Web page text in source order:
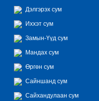
Дэлгэрэх сум
Иххэт сум
Замын-Үүд сум
Мандах сум
Өргөн сум
Сайншанд сум
Сайхандулаан сум